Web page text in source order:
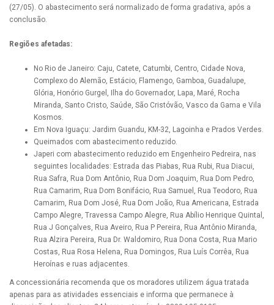
(27/05). O abastecimento será normalizado de forma gradativa, após a
conclusão.
Regiões afetadas:
No Rio de Janeiro: Caju, Catete, Catumbi, Centro, Cidade Nova,
Complexo do Alemão, Estácio, Flamengo, Gamboa, Guadalupe,
Glória, Honório Gurgel, Ilha do Governador, Lapa, Maré, Rocha
Miranda, Santo Cristo, Saúde, São Cristóvão, Vasco da Gama e Vila
Kosmos.
Em Nova Iguaçu: Jardim Guandu, KM-32, Lagoinha e Prados Verdes.
Queimados com abastecimento reduzido.
Japeri com abastecimento reduzido em Engenheiro Pedreira, nas
seguintes localidades: Estrada das Piabas, Rua Rubi, Rua Diacui,
Rua Safra, Rua Dom Antônio, Rua Dom Joaquim, Rua Dom Pedro,
Rua Camarim, Rua Dom Bonifácio, Rua Samuel, Rua Teodoro, Rua
Camarim, Rua Dom José, Rua Dom João, Rua Americana, Estrada
Campo Alegre, Travessa Campo Alegre, Rua Abílio Henrique Quintal,
Rua J Gonçalves, Rua Aveiro, Rua P Pereira, Rua Antônio Miranda,
Rua Alzira Pereira, Rua Dr. Waldomiro, Rua Dona Costa, Rua Mario
Costas, Rua Rosa Helena, Rua Domingos, Rua Luís Corrêa, Rua
Heroínas e ruas adjacentes.
A concessionária recomenda que os moradores utilizem água tratada
apenas para as atividades essenciais e informa que permanece à